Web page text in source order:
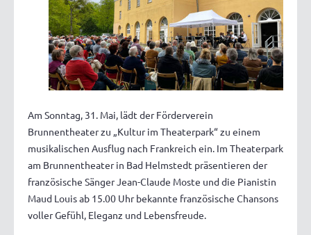
Am Sonntag, 31. Mai, lädt der Förderverein
Brunnentheater zu „Kultur im Theaterpark“ zu einem
musikalischen Ausflug nach Frankreich ein. Im Theaterpark
am Brunnentheater in Bad Helmstedt präsentieren der
französische Sänger Jean-Claude Moste und die Pianistin
Maud Louis ab 15.00 Uhr bekannte französische Chansons
voller Gefühl, Eleganz und Lebensfreude.